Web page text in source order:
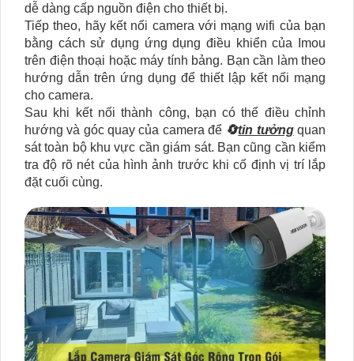
dễ dàng cấp nguồn điện cho thiết bị.
Tiếp theo, hãy kết nối camera với mạng wifi của bạn
bằng cách sử dụng ứng dụng điều khiển của Imou
trên điện thoại hoặc máy tính bảng. Bạn cần làm theo
hướng dẫn trên ứng dụng để thiết lập kết nối mạng
cho camera.
Sau khi kết nối thành công, bạn có thể điều chỉnh
hướng và góc quay của camera để 🔄tin tưởng quan
sát toàn bộ khu vực cần giám sát. Bạn cũng cần kiểm
tra độ rõ nét của hình ảnh trước khi cố định vị trí lắp
đặt cuối cùng.